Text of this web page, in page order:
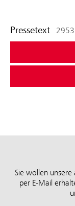
Pressetext
Sie wollen
per E-Mail